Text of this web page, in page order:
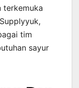
terkemuka
tim
sayur